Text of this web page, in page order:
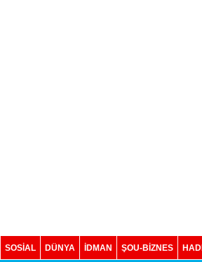
SOSIAL DÜNYA İDMAN ŞOU-BİZNES